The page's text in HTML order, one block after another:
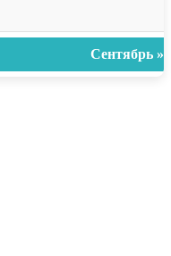
Сентябрь »